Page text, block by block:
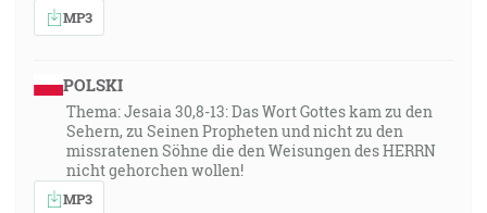
MP3
POLSKI
Thema: Jesaia 30,8-13: Das Wort Gottes kam zu den
Sehern, zu Seinen Propheten und nicht zu den
missratenen Söhne die den Weisungen des HERRN
nicht gehorchen wollen!
MP3